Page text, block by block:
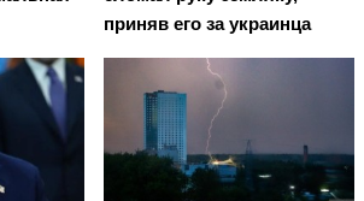
приняв его за украинца